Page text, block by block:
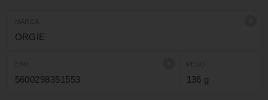
ORGIE
5600298351553 136 g